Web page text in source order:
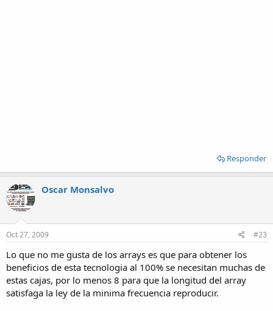
Responder
Oscar Monsalvo
Oct 27, 2009 #23
Lo que no me gusta de los arrays es que para obtener los
beneficios de esta tecnologia al 100% se necesitan muchas de
estas cajas, por lo menos 8 para que la longitud del array
satisfaga la ley de la minima frecuencia reproducir.